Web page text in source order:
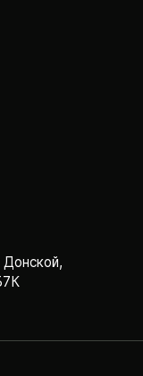
Донской,